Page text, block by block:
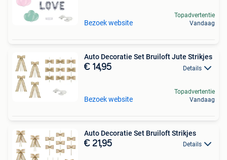
Bezoek website
Topadvertentie
Vandaag
Auto Decoratie Set Bruiloft Jute Strikjes
€ 14,95 Details
Bezoek website
Topadvertentie
Vandaag
Auto Decoratie Set Bruiloft Strikjes
€ 21,95 Details